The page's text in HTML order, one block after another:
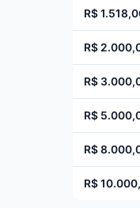
R$
R$
R$
R$
R$
R$